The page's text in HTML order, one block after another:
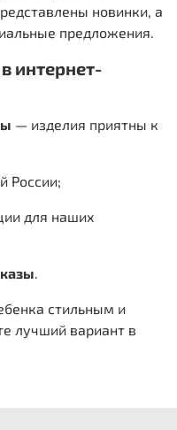
новинки, а
предложения.
интернет-
— изделия приятны к
России;
для наших
.
стильным и
лучший вариант в